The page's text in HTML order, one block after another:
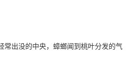
出没的中央，蟑螂闻到桃叶分发的气